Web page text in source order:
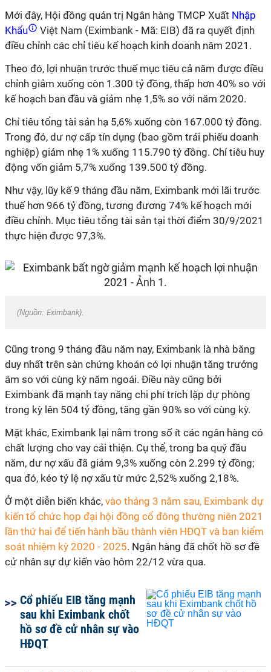
Mới đây, Hội đồng quản trị Ngân hàng TMCP Xuất Nhập
Khẩu
Việt Nam (Eximbank - Mã: EIB) đã ra quyết định
điều chỉnh các chỉ tiêu kế hoạch kinh doanh năm 2021.
Theo đó, lợi nhuận trước thuế mục tiêu cả năm được điều
chỉnh giảm xuống còn 1.300 tỷ đồng, thấp hơn 40% so với
kế hoạch ban đầu và giảm nhẹ 1,5% so với năm 2020.
Chỉ tiêu tổng tài sản hạ 5,6% xuống còn 167.000 tỷ đồng.
Trong đó, dư nợ cấp tín dụng (bao gồm trái phiếu doanh
nghiệp) giảm nhẹ 1% xuống 115.790 tỷ đồng. Chỉ tiêu huy
động vốn giảm 5,7% xuống 139.500 tỷ đồng.
Như vậy, lũy kế 9 tháng đầu năm, Eximbank mới lãi trước
thuế hơn 966 tỷ đồng, tương đương 74% kế hoạch mới
điều chỉnh. Mục tiêu tổng tài sản tại thời điểm 30/9/2021
thực hiện được 97,3%.
(Nguồn: Eximbank).
Cũng trong 9 tháng đầu năm nay, Eximbank là nhà băng
duy nhất trên sàn chứng khoán có lợi nhuận tăng trưởng
âm so với cùng kỳ năm ngoái. Điều này cũng bởi
Eximbank đã mạnh tay nâng chi phí trích lập dự phòng
trong kỳ lên 504 tỷ đồng, tăng gần 90% so với cùng kỳ.
Mặt khác, Eximbank lại nằm trong số ít các ngân hàng có
chất lượng cho vay cải thiện. Cụ thể, trong ba quý đầu
năm, dư nợ xấu đã giảm 9,3% xuống còn 2.299 tỷ đồng;
qua đó, kéo tỷ lệ nợ xấu từ mức 2,52% xuống 2,18%.
Ở một diễn biến khác, vào tháng 3 năm sau, Eximbank dự
kiến tổ chức họp đại hội đồng cổ đông thường niên 2021
lần thứ hai để tiến hành bầu thành viên HĐQT và ban kiểm
soát nhiệm kỳ 2020 - 2025. Ngân hàng đã chốt hồ sơ đề
cử nhân sự dự kiến vào hôm 22/12 vừa qua.
Cổ phiếu EIB tăng mạnh
sau khi Eximbank chốt
hồ sơ đề cử nhân sự vào
HĐQT